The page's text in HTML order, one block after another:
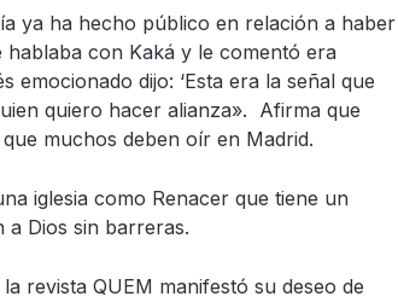
ya ha hecho público en relación a haber
con Kaká y le comentó era
dijo: ‘Esta era la señal que
quiero hacer alianza». Afirma que
muchos deben oír en Madrid.
iglesia como Renacer que tiene un
a Dios sin barreras.
revista QUEM manifestó su deseo de